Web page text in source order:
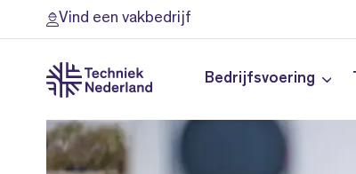
Vind een vakbedrijf
Bedrijfsvoering